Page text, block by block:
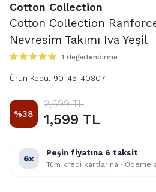
Cotton Collection
Cotton Collection
Nevresim Takımı Iva Yeşil
1 değerlendirme
Ürün Kodu: 90-45-40807
%38
2,599 TL
1,599 TL
6x
Peşin fiyatına 6 taksit
Tüm kredi kartlarına · Ödeme